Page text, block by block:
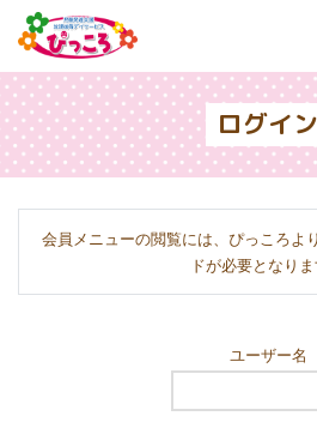
ログイン
会員メニューの閲覧には、ぴっころよ
ドが必要となりま
ユーザー名